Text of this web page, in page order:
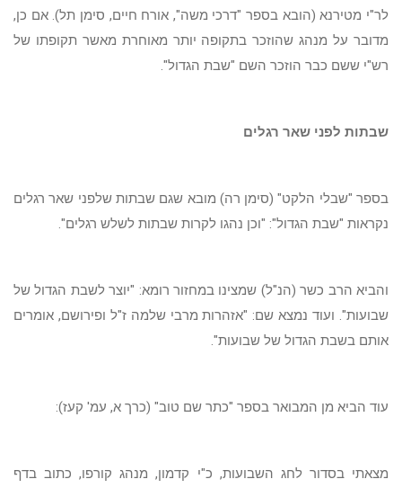
לר"י מטירנא (הובא בספר "דרכי משה", אורח חיים, סימן תל). אם כן,
מדובר על מנהג שהוזכר בתקופה יותר מאוחרת מאשר תקופתו של
רש"י ששם כבר הוזכר השם "שבת הגדול".
שבתות לפני שאר רגלים
בספר "שבלי הלקט" (סימן רה) מובא שגם שבתות שלפני שאר רגלים
נקראות "שבת הגדול": "וכן נהגו לקרות שבתות לשלש רגלים".
והביא הרב כשר (הנ"ל) שמצינו במחזור רומא: "יוצר לשבת הגדול של
שבועות". ועוד נמצא שם: "אזהרות מרבי שלמה ז"ל ופירושם, אומרים
אותם בשבת הגדול של שבועות".
עוד הביא מן המבואר בספר "כתר שם טוב" (כרך א, עמ' קעז):
מצאתי בסדור לחג השבועות, כ"י קדמון, מנהג קורפו, כתוב בדף